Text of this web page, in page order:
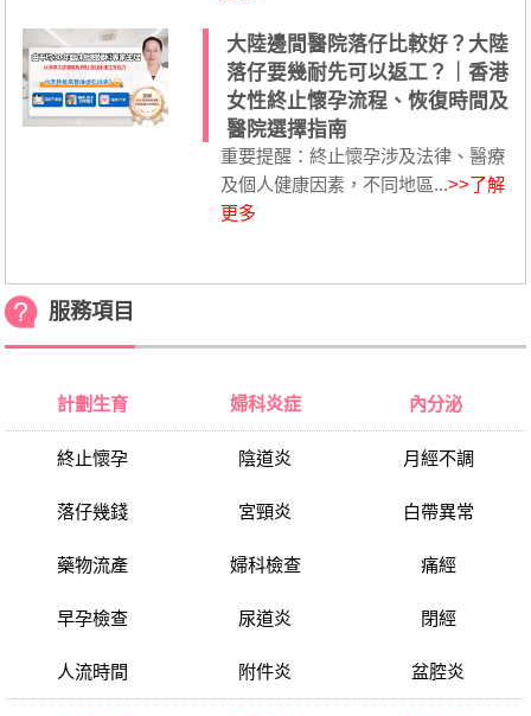
大陸邊間醫院落仔比較好？大陸
落仔要幾耐先可以返工？｜香港
女性終止懷孕流程、恢復時間及
醫院選擇指南
重要提醒：終止懷孕涉及法律、醫療
及個人健康因素，不同地區...>>了解
更多
服務項目
計劃生育
終止懷孕
落仔幾錢
藥物流產
早孕檢查
人流時間
婦科炎症
陰道炎
宮頸炎
婦科檢查
尿道炎
附件炎
內分泌
月經不調
白帶異常
痛經
閉經
盆腔炎